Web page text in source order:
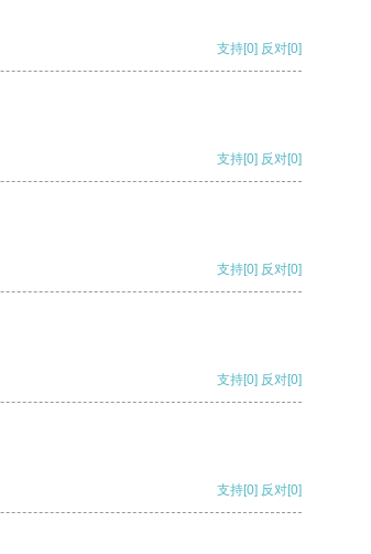
支持[0] 反对[0]
支持[0] 反对[0]
支持[0] 反对[0]
支持[0] 反对[0]
支持[0] 反对[0]